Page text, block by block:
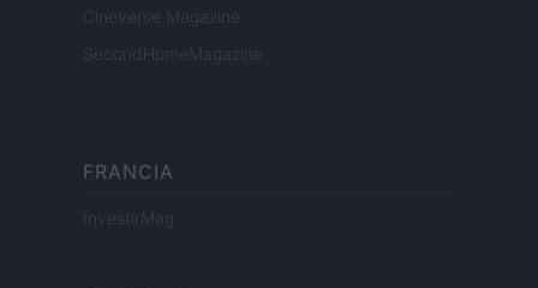
Cineverse Magazine
SecondHomeMagazine
FRANCIA
InvestirMag